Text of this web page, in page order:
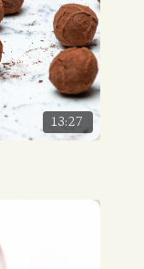
13:27